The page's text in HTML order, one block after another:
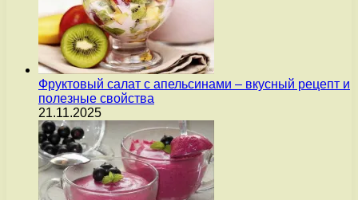
Фруктовый салат с апельсинами – вкусный рецепт и
полезные свойства
21.11.2025